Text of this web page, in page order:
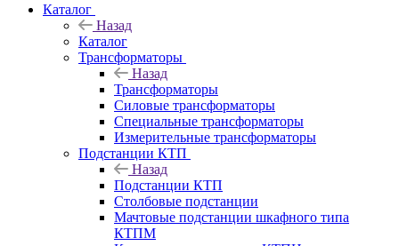
Каталог
Назад
Каталог
Трансформаторы
Назад
Трансформаторы
Силовые трансформаторы
Специальные трансформаторы
Измерительные трансформаторы
Подстанции КТП
Назад
Подстанции КТП
Столбовые подстанции
Мачтовые подстанции шкафного типа
КТПМ